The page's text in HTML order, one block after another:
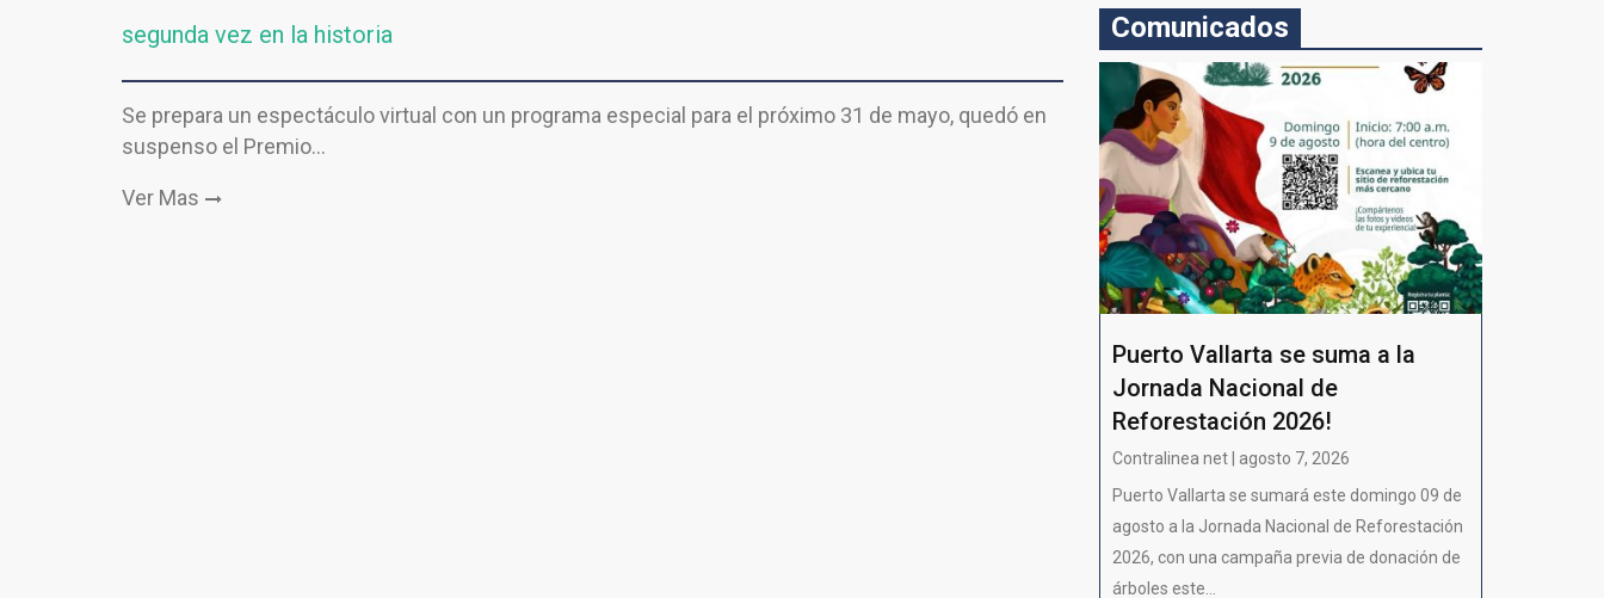
segunda vez en la historia
Se prepara un espectáculo virtual con un programa especial para el próximo 31 de mayo, quedó en
suspenso el Premio…
Ver Mas
Comunicados
Puerto Vallarta se suma a la
Jornada Nacional de
Reforestación 2026!
Contralinea net | agosto 7, 2026
Puerto Vallarta se sumará este domingo 09 de
agosto a la Jornada Nacional de Reforestación
2026, con una campaña previa de donación de
árboles este...